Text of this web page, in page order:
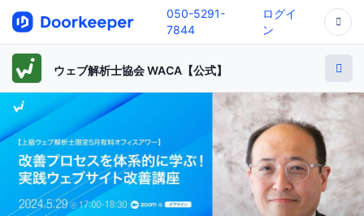
050-5291-
7844
ログイ
ン
ウェブ解析士協会 WACA【公式】